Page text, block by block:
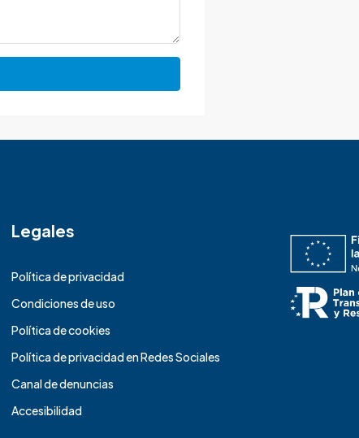
Legales
Política de privacidad
Condiciones de uso
Política de cookies
Política de privacidad en Redes Sociales
Canal de denuncias
Accesibilidad